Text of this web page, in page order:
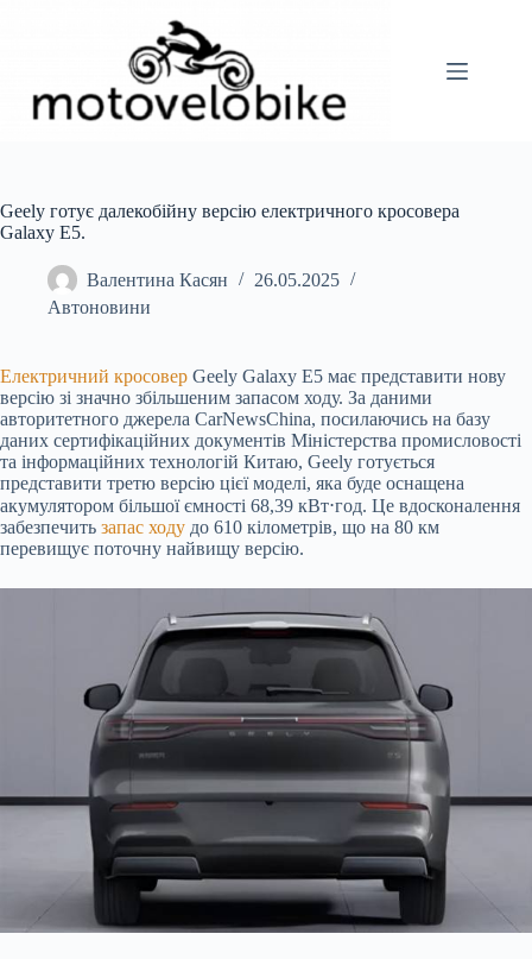
Geely готує далекобійну версію електричного кросовера
Galaxy E5.
Валентина Касян
26.05.2025
Автоновини
Електричний кросовер Geely Galaxy E5 має представити нову
версію зі значно збільшеним запасом ходу. За даними
авторитетного джерела CarNewsChina, посилаючись на базу
даних сертифікаційних документів Міністерства промисловості
та інформаційних технологій Китаю, Geely готується
представити третю версію цієї моделі, яка буде оснащена
акумулятором більшої ємності 68,39 кВт⋅год. Це вдосконалення
забезпечить запас ходу до 610 кілометрів, що на 80 км
перевищує поточну найвищу версію.